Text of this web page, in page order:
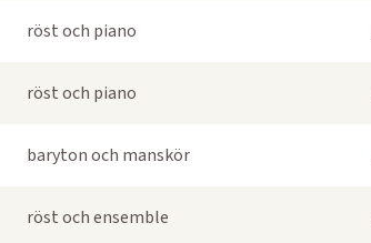
röst och piano
röst och piano
baryton och manskör
röst och ensemble